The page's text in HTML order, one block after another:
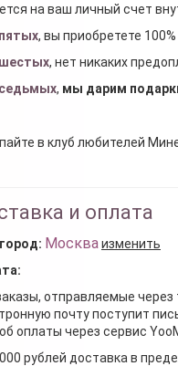
на ваш личный счет
, вы приобретете
, нет никаких
, мы дарим
в клуб любителей
и оплата
Москваизменить
отправляемые
почту поступит
оплаты через сервис
рублей доставка в